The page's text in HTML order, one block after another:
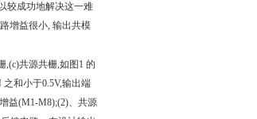
较成功地解决这一难
增益很小, 输出共模
,(c)共源共栅,如图1 的
和小于0.5V,输出端
益(M1-M8);(2)、共源